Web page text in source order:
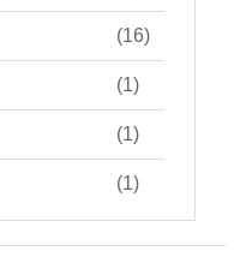
(16)
(1)
(1)
(1)